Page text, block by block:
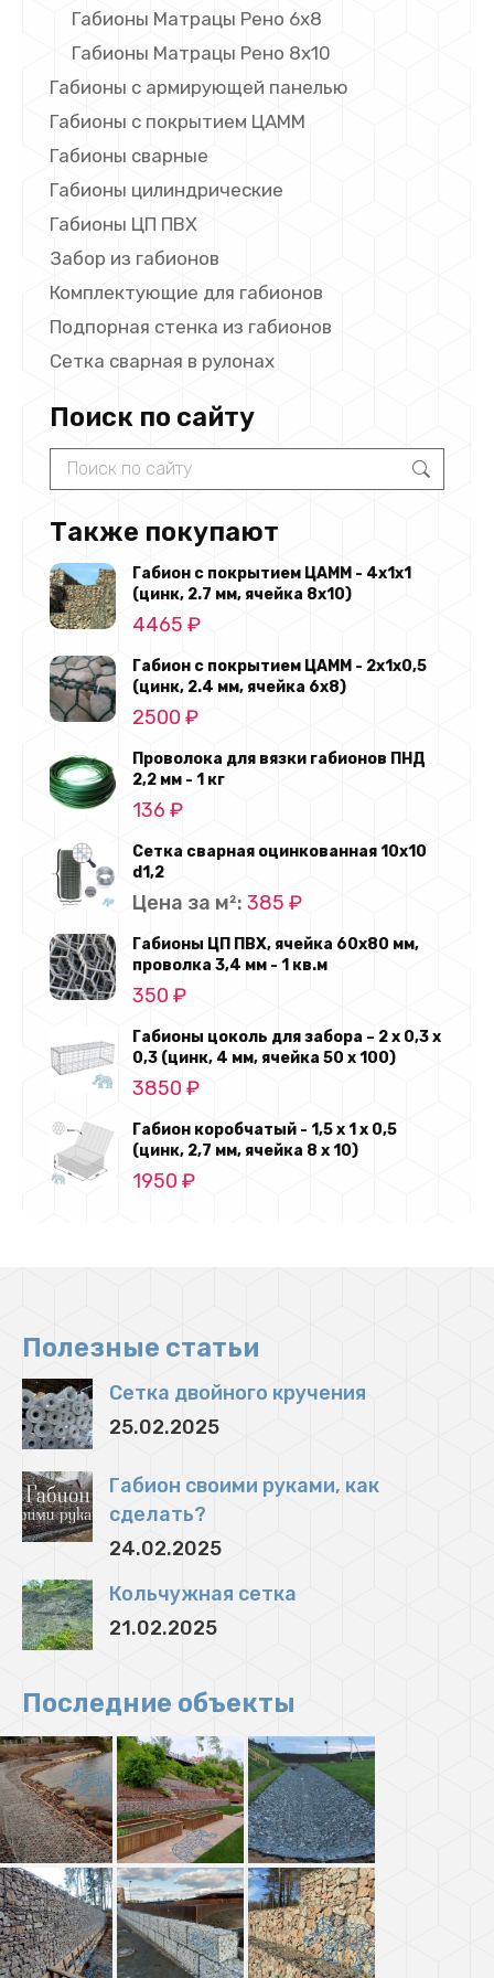
Габионы Матрацы Рено 6х8
Габионы Матрацы Рено 8х10
Габионы с армирующей панелью
Габионы с покрытием ЦАММ
Габионы сварные
Габионы цилиндрические
Габионы ЦП ПВХ
Забор из габионов
Комплектующие для габионов
Подпорная стенка из габионов
Сетка сварная в рулонах
Поиск по сайту
Search:
Также покупают
Габион с покрытием ЦАММ - 4х1х1
(цинк, 2.7 мм, ячейка 8x10)
4465 ₽
Габион с покрытием ЦАММ - 2х1х0,5
(цинк, 2.4 мм, ячейка 6х8)
2500 ₽
Проволока для вязки габионов ПНД
2,2 мм - 1 кг
136 ₽
Сетка сварная оцинкованная 10х10
d1,2
Цена за м²: 385 ₽
Габионы ЦП ПВХ, ячейка 60х80 мм,
проволка 3,4 мм - 1 кв.м
350 ₽
Габионы цоколь для забора – 2 х 0,3 х
0,3 (цинк, 4 мм, ячейка 50 х 100)
3850 ₽
Габион коробчатый - 1,5 х 1 х 0,5
(цинк, 2,7 мм, ячейка 8 х 10)
1950 ₽
Полезные статьи
Сетка двойного кручения
25.02.2025
Габион своими руками, как
сделать?
24.02.2025
Кольчужная сетка
21.02.2025
Последние объекты